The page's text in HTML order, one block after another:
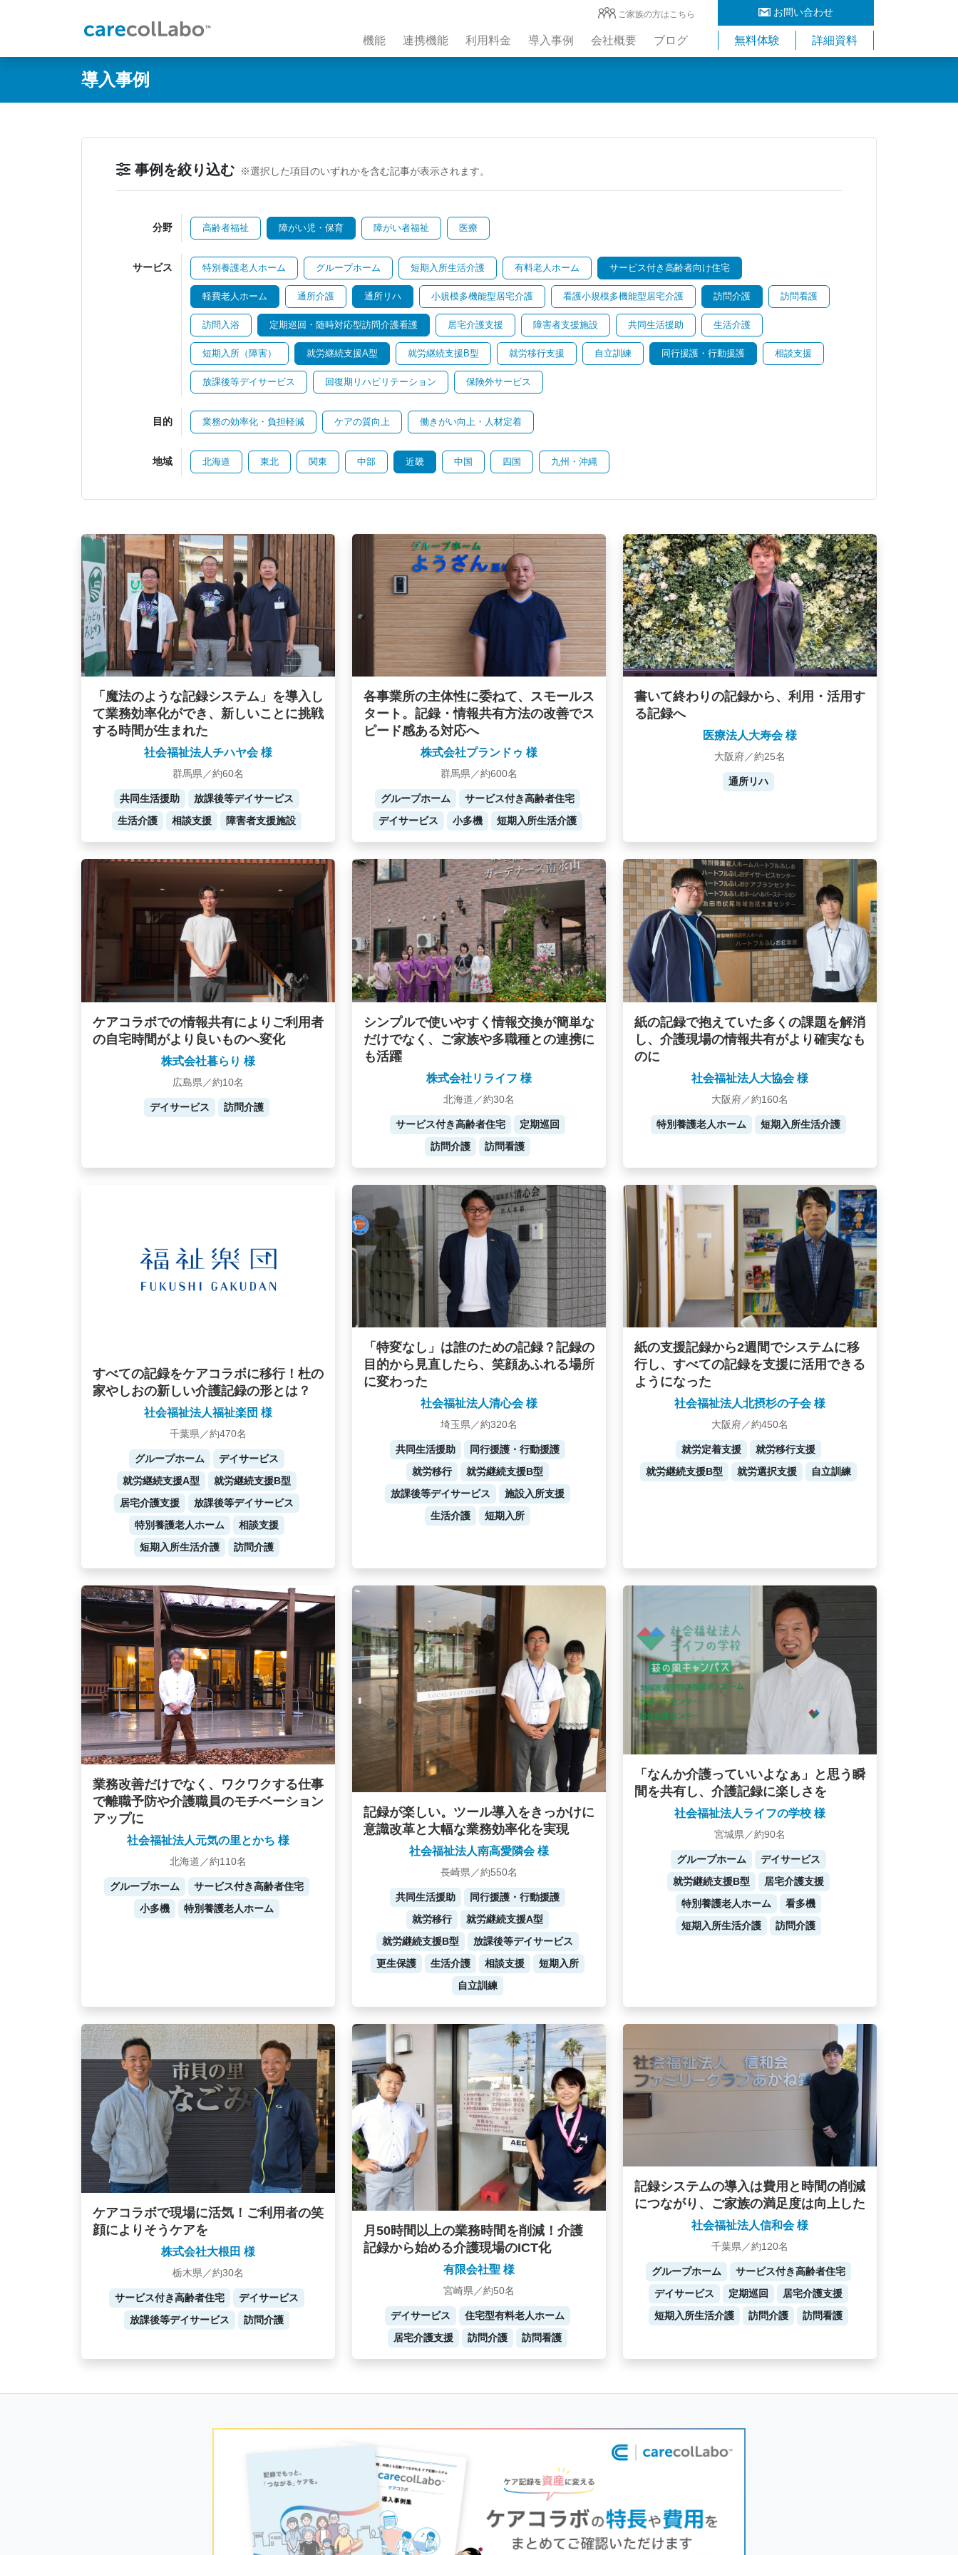
お問い合わせ
ご家族の方はこちら
機能 連携機能 利用料金 導入事例 会社概要 ブログ 無料体験 詳細資料
導入事例
事例を絞り込む ※選択した項目のいずれかを含む記事が表示されます。
分野 高齢者福祉 障がい児・保育 障がい者福祉 医療
サービス 特別養護老人ホーム グループホーム 短期入所生活介護 有料老人ホーム サービス付き高齢者向け住宅
軽費老人ホーム 通所介護 通所リハ 小規模多機能型居宅介護 看護小規模多機能型居宅介護 訪問介護 訪問看護
訪問入浴 定期巡回・随時対応型訪問介護看護 居宅介護支援 障害者支援施設 共同生活援助 生活介護
短期入所（障害） 就労継続支援A型 就労継続支援B型 就労移行支援 自立訓練 同行援護・行動援護 相談支援
放課後等デイサービス 回復期リハビリテーション 保険外サービス
目的 業務の効率化・負担軽減 ケアの質向上 働きがい向上・人材定着
地域 北海道 東北 関東 中部 近畿 中国 四国 九州・沖縄
「魔法のような記録システム」を導入し
て業務効率化ができ、新しいことに挑戦
する時間が生まれた
社会福祉法人チハヤ会 様
群馬県／約60名
共同生活援助
放課後等デイサービス
生活介護
相談支援 障害者支援施設
各事業所の主体性に委ねて、スモールス
タート。記録・情報共有方法の改善でス
ピード感ある対応へ
株式会社プランドゥ 様
群馬県／約600名
グループホーム
サービス付き高齢者住宅
デイサービス
小多機 短期入所生活介護
書いて終わりの記録から、利用・活用す
る記録へ
医療法人大寿会 様
大阪府／約25名
通所リハ
ケアコラボでの情報共有によりご利用者
の自宅時間がより良いものへ変化
株式会社暮らり 様
広島県／約10名
デイサービス 訪問介護
シンプルで使いやすく情報交換が簡単な
だけでなく、ご家族や多職種との連携に
も活躍
株式会社リライフ 様
北海道／約30名
サービス付き高齢者住宅
定期巡回
訪問介護
訪問看護
紙の記録で抱えていた多くの課題を解消
し、介護現場の情報共有がより確実なも
のに
社会福祉法人大協会 様
大阪府／約160名
特別養護老人ホーム 短期入所生活介護
すべての記録をケアコラボに移行！杜の
家やしおの新しい介護記録の形とは？
社会福祉法人福祉楽団 様
千葉県／約470名
グループホーム
デイサービス
就労継続支援A型
就労継続支援B型
居宅介護支援
放課後等デイサービス
特別養護老人ホーム
相談支援
短期入所生活介護
訪問介護
「特変なし」は誰のための記録？記録の
目的から見直したら、笑顔あふれる場所
に変わった
社会福祉法人清心会 様
埼玉県／約320名
共同生活援助
同行援護・行動援護
就労移行
就労継続支援B型
放課後等デイサービス
施設入所支援
生活介護
短期入所
紙の支援記録から2週間でシステムに移
行し、すべての記録を支援に活用できる
ようになった
社会福祉法人北摂杉の子会 様
大阪府／約450名
就労定着支援
就労移行支援
就労継続支援B型
就労選択支援 自立訓練
業務改善だけでなく、ワクワクする仕事
で離職予防や介護職員のモチベーション
アップに
社会福祉法人元気の里とかち 様
北海道／約110名
グループホーム
サービス付き高齢者住宅
小多機
特別養護老人ホーム
記録が楽しい。ツール導入をきっかけに
意識改革と大幅な業務効率化を実現
社会福祉法人南高愛隣会 様
長崎県／約550名
共同生活援助
同行援護・行動援護
就労移行
就労継続支援A型
就労継続支援B型
放課後等デイサービス
更生保護
生活介護 相談支援
短期入所
自立訓練
「なんか介護っていいよなぁ」と思う瞬
間を共有し、介護記録に楽しさを
社会福祉法人ライフの学校 様
宮城県／約90名
グループホーム
デイサービス
就労継続支援B型
居宅介護支援
特別養護老人ホーム
看多機
短期入所生活介護
訪問介護
ケアコラボで現場に活気！ご利用者の笑
顔によりそうケアを
株式会社大根田 様
栃木県／約30名
サービス付き高齢者住宅
デイサービス
放課後等デイサービス
訪問介護
月50時間以上の業務時間を削減！介護
記録から始める介護現場のICT化
有限会社聖 様
宮崎県／約50名
デイサービス
住宅型有料老人ホーム
居宅介護支援
訪問介護 訪問看護
記録システムの導入は費用と時間の削減
につながり、ご家族の満足度は向上した
社会福祉法人信和会 様
千葉県／約120名
グループホーム
サービス付き高齢者住宅
デイサービス
定期巡回
居宅介護支援
短期入所生活介護
訪問介護 訪問看護